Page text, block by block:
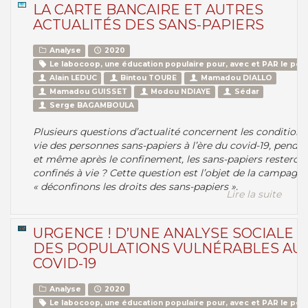
LA CARTE BANCAIRE ET AUTRES
ACTUALITÉS DES SANS-PAPIERS
Analyse
2020
Le labocoop, une éducation populaire pour, avec et PAR le
Alain LEDUC
Bintou TOURE
Mamadou DIALLO
Mamadou GUISSET
Modou NDIAYE
Sédar
Serge BAGAMBOULA
Plusieurs questions d’actualité concernent les
vie des personnes sans-papiers à l’ère du covid-19,
et même après le confinement, les sans-papiers
confinés à vie ? Cette question est l’objet de la
« déconfinons les droits des sans-papiers ».
Lire la suite
URGENCE ! D’UNE ANALYSE SOCIALE
DES POPULATIONS VULNÉRABLES AU
COVID-19
Analyse
2020
Le labocoop, une éducation populaire pour, avec et PAR le